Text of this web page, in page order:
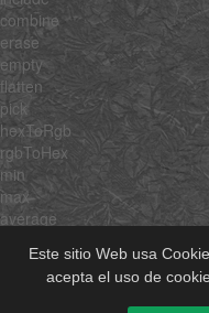
Este sitio Web usa
acepta el uso de
combine
erase
empty
flatten
pick
hexToRgb
rgbToHex
min
max
average
unique